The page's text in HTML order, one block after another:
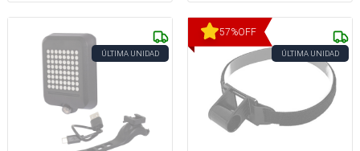
ÚLTIMA UNIDAD
57%OFF
ÚLTIMA UNIDAD